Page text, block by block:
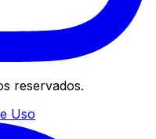
reservados.
Uso